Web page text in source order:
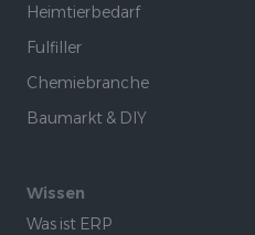
Heimtierbedarf
Fulfiller
Chemiebranche
Baumarkt & DIY
Wissen
Was ist ERP